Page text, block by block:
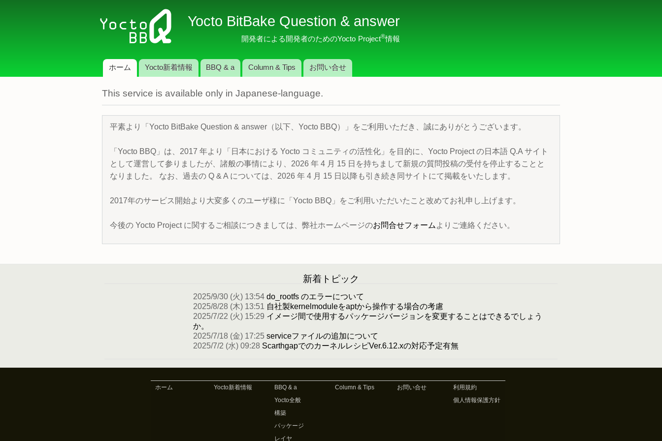
イ
コ
テ
ツ
に
移
動
Yocto BitBake Question & answer
開発者による開発者のためのYocto Project®情報
メインメニュー
ホーム Yocto新着情報 BBQ & a Column & Tips お問い合せ
This service is available only in Japanese-language.
平素より「Yocto BitBake Question & answer（以下、Yocto BBQ）」をご利用いただき、誠にありがとうございます。
「Yocto BBQ」は、2017 年より「日本における Yocto コミュニティの活性化」を目的に、Yocto Project の日本語 Q.A サイト
として運営して参りましたが、諸般の事情により、2026 年 4 月 15 日を持ちまして新規の質問投稿の受付を停止することと
なりました。 なお、過去の Q & A については、2026 年 4 月 15 日以降も引き続き同サイトにて掲載をいたします。
2017年のサービス開始より大変多くのユーザ様に「Yocto BBQ」をご利用いただいたこと改めてお礼申し上げます。
今後の Yocto Project に関するご相談につきましては、弊社ホームページのお問合せフォーム よりご連絡ください。
新着トピック
2025/9/30 (火) 13:54 do_rootfs のエラーについて
2025/8/28 (木) 13:51 自社製kernelmoduleをaptから操作する場合の考慮
2025/7/22 (火) 15:29 イメージ間で使用するパッケージバージョンを変更することはできるでしょう
か。
2025/7/18 (金) 17:25 serviceファイルの追加について
2025/7/2 (水) 09:28 ScarthgapでのカーネルレシピVer.6.12.xの対応予定有無
ホーム Yocto新着情報 BBQ & a Column & Tips お問い合せ
利用規約
Yocto全般
個人情報保護方針
構築
パッケージ
レイヤ